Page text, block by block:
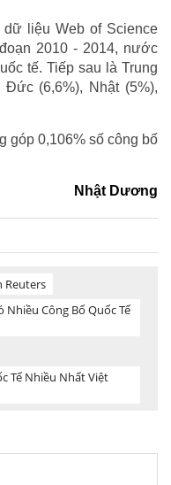
liệu Web of Science
2010 - 2014, nước
tế. Tiếp sau là Trung
Đức (6,6%), Nhật (5%),
góp 0,106% số công bố
Nhật Dương
Reuters
Nhiều Công Bố Quốc Tế
Tế Nhiều Nhất Việt